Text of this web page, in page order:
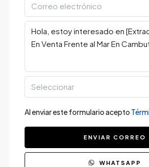
Seleccionar
Al enviar este formulario acepto
ENVIAR CORREO
WHATSAPP